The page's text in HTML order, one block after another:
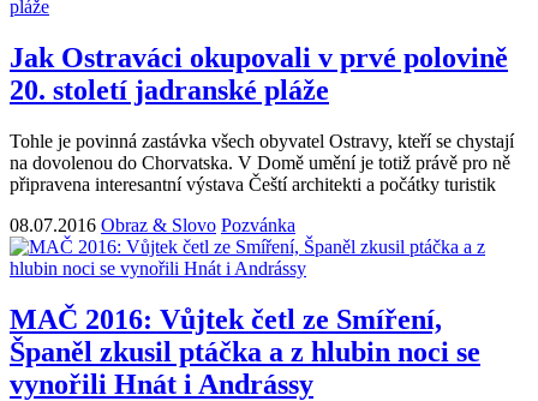
Jak Ostraváci okupovali v prvé polovině
20. století jadranské pláže
Tohle je povinná zastávka všech obyvatel Ostravy, kteří se chystají
na dovolenou do Chorvatska. V Domě umění je totiž právě pro ně
připravena interesantní výstava Čeští architekti a počátky turistik
08.07.2016 Obraz & Slovo Pozvánka
MAČ 2016: Vůjtek četl ze Smíření,
Španěl zkusil ptáčka a z hlubin noci se
vynořili Hnát i Andrássy